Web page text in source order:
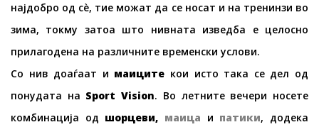
најдобро од сè, тие можат да се носат и на тренинзи во
зима, токму затоа што нивната изведба е целосно
прилагодена на различните временски услови.
Со нив доаѓаат и маиците кои исто така се дел од
понудата на Sport Vision. Во летните вечери носете
комбинација од шорцеви, маица и патики, додека